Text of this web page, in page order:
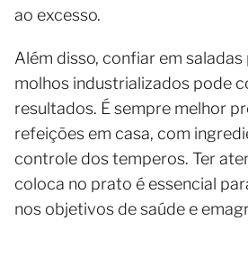
ao excesso.
Além disso, confiar em
molhos industrializados pode
resultados. É sempre melhor
refeições em casa, com
controle dos temperos. Ter
coloca no prato é essencial
nos objetivos de saúde e